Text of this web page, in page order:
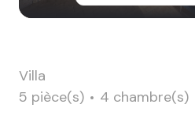
Villa
5 pièce(s)
4 chambre(s)